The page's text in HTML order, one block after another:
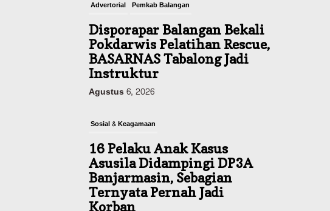
Disporapar Balangan Bekali
Pokdarwis Pelatihan Rescue,
BASARNAS Tabalong Jadi
Instruktur
Agustus 6, 2026
16 Pelaku Anak Kasus
Asusila Didampingi DP3A
Banjarmasin, Sebagian
Ternyata Pernah Jadi
Korban